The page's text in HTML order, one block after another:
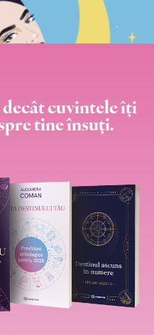
decât cuvintele îți
tine însuți.